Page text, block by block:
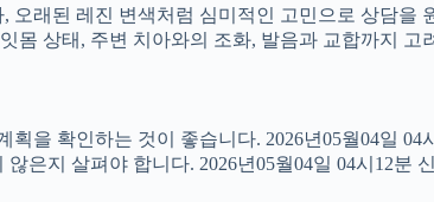
래된 레진 변색처럼 심미적인 고민으로 상담을
상태, 주변 치아와의 조화, 발음과 교합까지 고
을 확인하는 것이 좋습니다. 2026년05월04일
은지 살펴야 합니다. 2026년05월04일 04시12분